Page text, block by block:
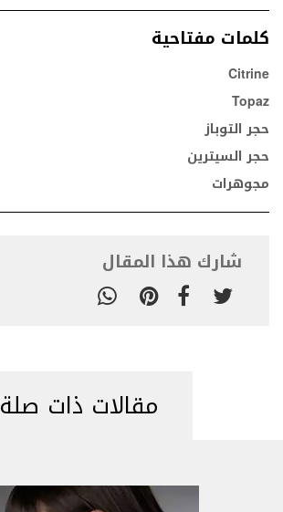
كلمات مفتاحية
Citrine
Topaz
حجر التوباز
حجر السيترين
مجوهرات
شارك هذا المقال
مقالات ذات صلة